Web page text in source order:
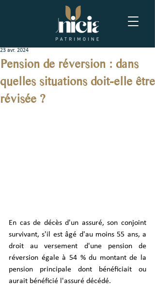
Pension de réversion : dans
quelles situations doit-elle être
révisée ?
23 avr. 2024
En cas de décès d'un assuré, son conjoint
survivant, s'il est âgé d'au moins 55 ans, a
droit au versement d'une pension de
réversion égale à 54 % du montant de la
pension principale dont bénéficiait ou
aurait bénéficié l'assuré décédé.